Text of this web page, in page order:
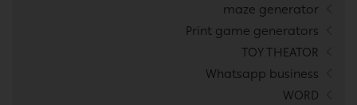
maze generator
Print game generators
TOY THEATOR
Whatsapp business
WORD